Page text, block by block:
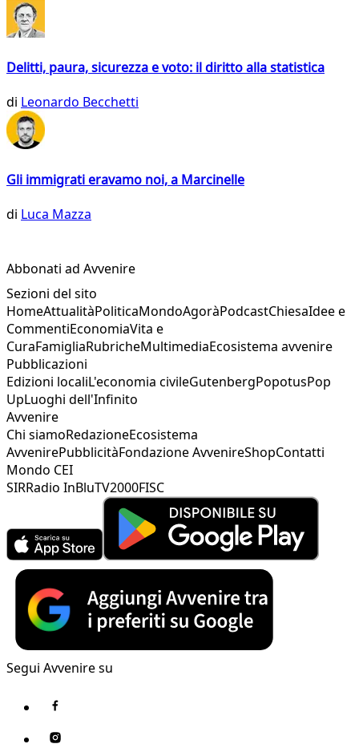
Delitti, paura, sicurezza e voto: il diritto alla statistica
di Leonardo Becchetti
Gli immigrati eravamo noi, a Marcinelle
di Luca Mazza
Abbonati ad Avvenire
Sezioni del sito
HomeAttualitàPoliticaMondoAgoràPodcastChiesaIdee e
CommentiEconomiaVita e
CuraFamigliaRubricheMultimediaEcosistema avvenire
Pubblicazioni
Edizioni localiL'economia civileGutenbergPopotusPop
UpLuoghi dell'Infinito
Avvenire
Chi siamoRedazioneEcosistema
AvvenirePubblicitàFondazione AvvenireShopContatti
Mondo CEI
SIRRadio InBluTV2000FISC
Segui Avvenire su